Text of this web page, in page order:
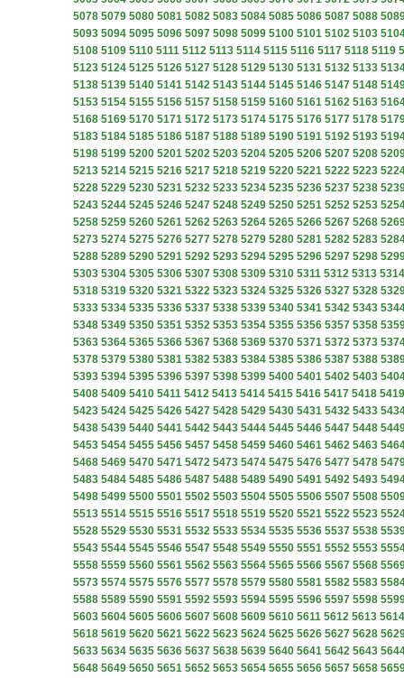
5078 5079 5080 5081 5082 5083 5084 5085 5086 5087 5088
5093 5094 5095 5096 5097 5098 5099 5100 5101 5102 5103
5108 5109 5110 5111 5112 5113 5114 5115 5116 5117 5118 5119
5123 5124 5125 5126 5127 5128 5129 5130 5131 5132 5133
5138 5139 5140 5141 5142 5143 5144 5145 5146 5147 5148
5153 5154 5155 5156 5157 5158 5159 5160 5161 5162 5163
5168 5169 5170 5171 5172 5173 5174 5175 5176 5177 5178
5183 5184 5185 5186 5187 5188 5189 5190 5191 5192 5193
5198 5199 5200 5201 5202 5203 5204 5205 5206 5207 5208
5213 5214 5215 5216 5217 5218 5219 5220 5221 5222 5223
5228 5229 5230 5231 5232 5233 5234 5235 5236 5237 5238
5243 5244 5245 5246 5247 5248 5249 5250 5251 5252 5253
5258 5259 5260 5261 5262 5263 5264 5265 5266 5267 5268
5273 5274 5275 5276 5277 5278 5279 5280 5281 5282 5283
5288 5289 5290 5291 5292 5293 5294 5295 5296 5297 5298
5303 5304 5305 5306 5307 5308 5309 5310 5311 5312 5313 5314
5318 5319 5320 5321 5322 5323 5324 5325 5326 5327 5328
5333 5334 5335 5336 5337 5338 5339 5340 5341 5342 5343
5348 5349 5350 5351 5352 5353 5354 5355 5356 5357 5358
5363 5364 5365 5366 5367 5368 5369 5370 5371 5372 5373
5378 5379 5380 5381 5382 5383 5384 5385 5386 5387 5388
5393 5394 5395 5396 5397 5398 5399 5400 5401 5402 5403
5408 5409 5410 5411 5412 5413 5414 5415 5416 5417 5418 5419
5423 5424 5425 5426 5427 5428 5429 5430 5431 5432 5433
5438 5439 5440 5441 5442 5443 5444 5445 5446 5447 5448
5453 5454 5455 5456 5457 5458 5459 5460 5461 5462 5463
5468 5469 5470 5471 5472 5473 5474 5475 5476 5477 5478
5483 5484 5485 5486 5487 5488 5489 5490 5491 5492 5493
5498 5499 5500 5501 5502 5503 5504 5505 5506 5507 5508
5513 5514 5515 5516 5517 5518 5519 5520 5521 5522 5523
5528 5529 5530 5531 5532 5533 5534 5535 5536 5537 5538
5543 5544 5545 5546 5547 5548 5549 5550 5551 5552 5553
5558 5559 5560 5561 5562 5563 5564 5565 5566 5567 5568
5573 5574 5575 5576 5577 5578 5579 5580 5581 5582 5583
5588 5589 5590 5591 5592 5593 5594 5595 5596 5597 5598
5603 5604 5605 5606 5607 5608 5609 5610 5611 5612 5613 5614
5618 5619 5620 5621 5622 5623 5624 5625 5626 5627 5628
5633 5634 5635 5636 5637 5638 5639 5640 5641 5642 5643
5648 5649 5650 5651 5652 5653 5654 5655 5656 5657 5658